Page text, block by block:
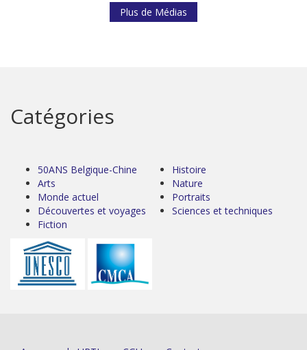
Plus de Médias
Catégories
50ANS Belgique-Chine
Arts
Monde actuel
Découvertes et voyages
Fiction
Histoire
Nature
Portraits
Sciences et techniques